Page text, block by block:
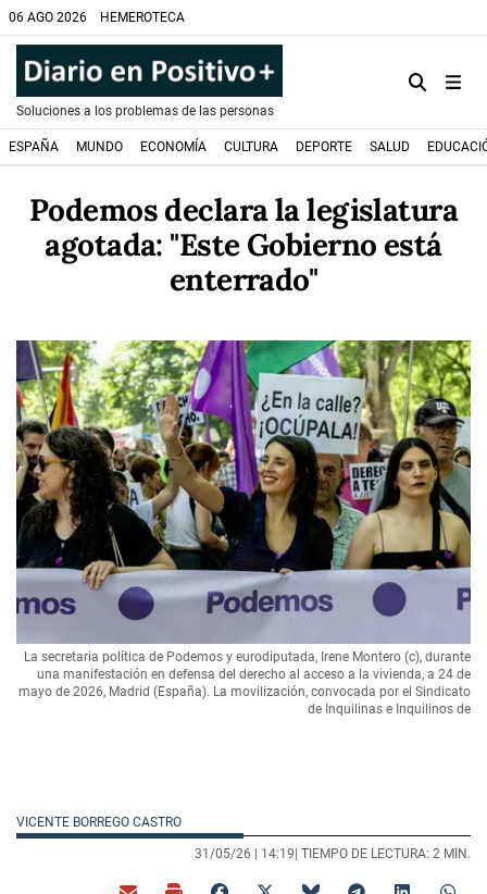
06 AGO 2026 HEMEROTECA
Soluciones a los problemas de las personas
ESPAÑA MUNDO ECONOMÍA CULTURA DEPORTE SALUD
Podemos declara la legislatura
agotada: "Este Gobierno está
enterrado"
La secretaria política de Podemos y eurodiputada, Irene Montero (c), durante
una manifestación en defensa del derecho al acceso a la vivienda, a 24 de
mayo de 2026, Madrid (España). La movilización, convocada por el Sindicato
de Inquilinas e Inquilinos de
VICENTE BORREGO CASTRO
31/05/26 | 14:19| TIEMPO DE LECTURA: 2 MIN.